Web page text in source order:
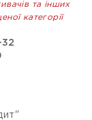
та інших
категорії